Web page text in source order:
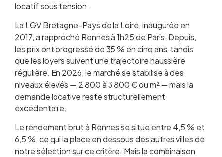
locatif sous tension.
La LGV Bretagne-Pays de la Loire, inaugurée en
2017, a rapproché Rennes à 1h25 de Paris. Depuis,
les prix ont progressé de 35 % en cinq ans, tandis
que les loyers suivent une trajectoire haussière
régulière. En 2026, le marché se stabilise à des
niveaux élevés — 2 800 à 3 800 € du m² — mais la
demande locative reste structurellement
excédentaire.
Le rendement brut à Rennes se situe entre 4,5 % et
6,5 %, ce qui la place en dessous des autres villes de
notre sélection sur ce critère. Mais la combinaison